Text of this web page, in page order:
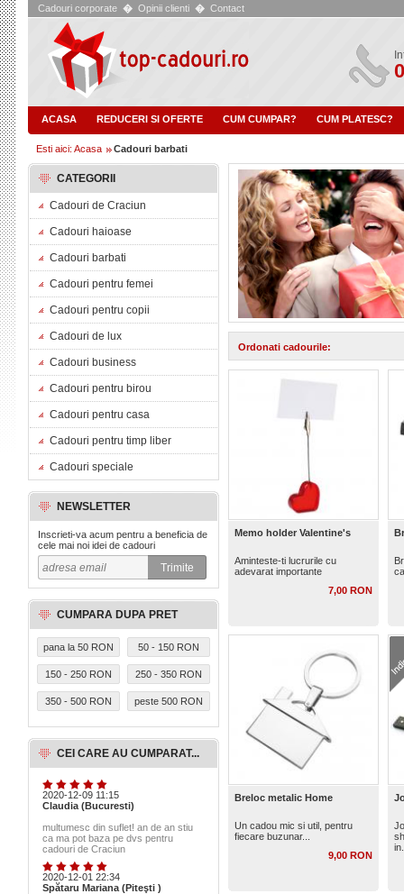
Cadouri corporate � Opinii clienti � Contact
ACASA REDUCERI SI OFERTE CUM CUMPAR? CUM PLATESC?
Esti aici: Acasa Cadouri barbati
CATEGORII
Cadouri de Craciun
Cadouri haioase
Cadouri barbati
Cadouri pentru femei
Cadouri pentru copii
Cadouri de lux
Cadouri business
Cadouri pentru birou
Cadouri pentru casa
Cadouri pentru timp liber
Cadouri speciale
NEWSLETTER
Inscrieti-va acum pentru a beneficia de
cele mai noi idei de cadouri
CUMPARA DUPA PRET
pana la 50 RON 50 - 150 RON
150 - 250 RON 250 - 350 RON
350 - 500 RON peste 500 RON
CEI CARE AU CUMPARAT...
2020-12-09 11:15
Claudia (Bucuresti)
multumesc din suflet! an de an stiu
ca ma pot baza pe dvs pentru
cadouri de Craciun
2020-12-01 22:34
Spătaru Mariana (Piteşti )
Ordonati cadourile:
Memo holder Valentine's
Aminteste-ti lucrurile cu
adevarat importante
7,00 RON
Breloc metalic Home
Un cadou mic si util, pentru
fiecare buzunar...
9,00 RON